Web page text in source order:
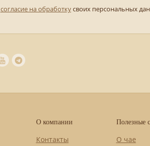
согласие на обработкусвоих персональных
О компании
Контакты
Полезные
О чае